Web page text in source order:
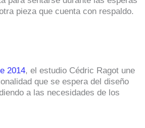
pieza que cuenta con respaldo.
2014, el estudio Cédric Ragot une
que se espera del diseño
a las necesidades de los